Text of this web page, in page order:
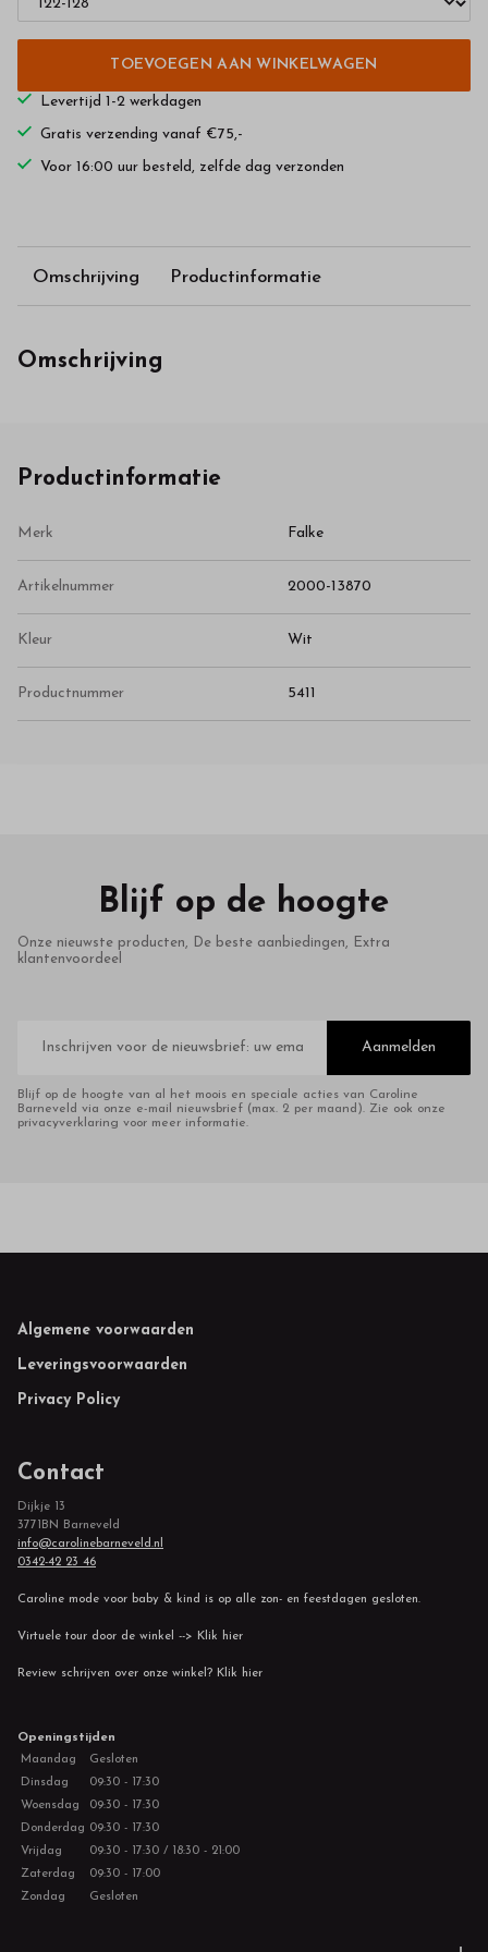
TOEVOEGEN AAN WINKELWAGEN
Levertijd 1-2 werkdagen
Gratis verzending vanaf €75,-
Voor 16:00 uur besteld, zelfde dag verzonden
Omschrijving Productinformatie
Omschrijving
Productinformatie
Merk Falke
Artikelnummer 2000-13870
Kleur Wit
Productnummer 5411
Blijf op de hoogte
Onze nieuwste producten, De beste aanbiedingen, Extra
klantenvoordeel
mailadres
Aanmelden
Blijf op de hoogte van al het moois en speciale acties van Caroline
Barneveld via onze e-mail nieuwsbrief (max. 2 per maand). Zie ook onze
privacyverklaring voor meer informatie.
Footer
Algemene voorwaarden
Leveringsvoorwaarden
Privacy Policy
Contact
Dijkje 13
3771BN Barneveld
info@carolinebarneveld.nl
0342-42 23 46
Caroline mode voor baby & kind is op alle zon- en feestdagen gesloten.
Virtuele tour door de winkel --> Klik hier
Review schrijven over onze winkel? Klik hier
Openingstijden
Maandag
Gesloten
Dinsdag
09:30 - 17:30
Woensdag
09:30 - 17:30
Donderdag 09:30 - 17:30
Vrijdag
09:30 - 17:30 / 18:30 - 21:00
Zaterdag
09:30 - 17:00
Zondag
Gesloten